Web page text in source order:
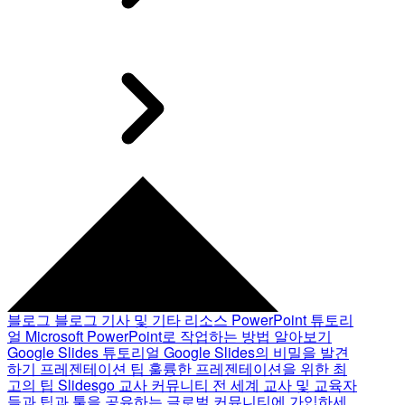
블로그 블로그 기사 및 기타 리소스 PowerPoint 튜토리
얼 Microsoft PowerPoint로 작업하는 방법 알아보기
Google Slides 튜토리얼 Google Slides의 비밀을 발견
하기 프레젠테이션 팁 훌륭한 프레젠테이션을 위한 최
고의 팁 Slidesgo 교사 커뮤니티 전 세계 교사 및 교육자